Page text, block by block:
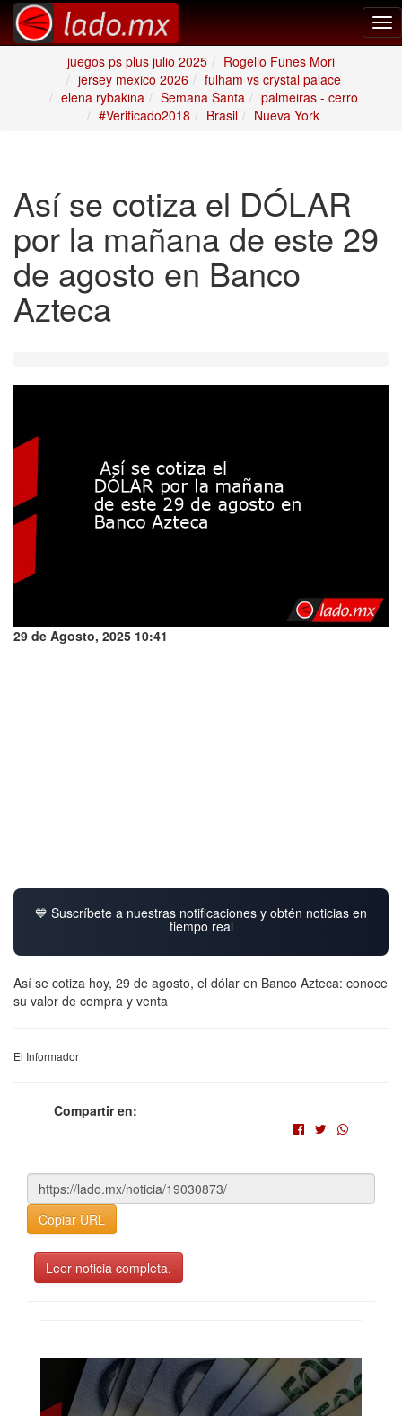
juegos ps plus julio 2025
Rogelio Funes Mori
jersey mexico 2026
fulham vs crystal palace
elena rybakina
Semana Santa
palmeiras - cerro
#Verificado2018
Brasil Nueva York
Así se cotiza el DÓLAR
por la mañana de este 29
de agosto en Banco
Azteca
29 de Agosto, 2025 10:41
💙 Suscríbete a nuestras notificaciones y obtén noticias en
tiempo real
Así se cotiza hoy, 29 de agosto, el dólar en Banco Azteca: conoce
su valor de compra y venta
El Informador
Compartir en:
Copiar URL
Leer noticia completa.